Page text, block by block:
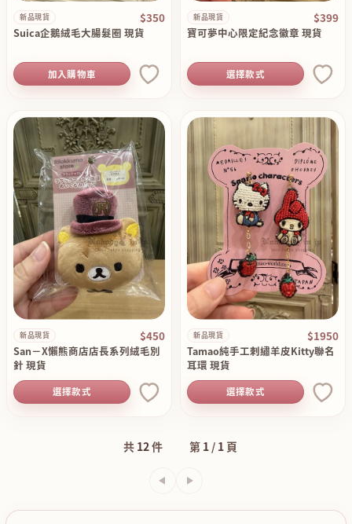
新品現貨 $350
Suica企鵝絨毛大腸髮圈 現貨
加入購物車
新品現貨 $399
寶可夢中心限定紀念徽章 現貨
選擇款式
新品現貨 $450
San－X懶熊商店店長系列絨毛別
針 現貨
選擇款式
新品現貨 $1950
Tamao純手工刺繡羊皮Kitty聯名
耳環 現貨
選擇款式
共 12件 第 1 / 1 頁
上一頁下一頁